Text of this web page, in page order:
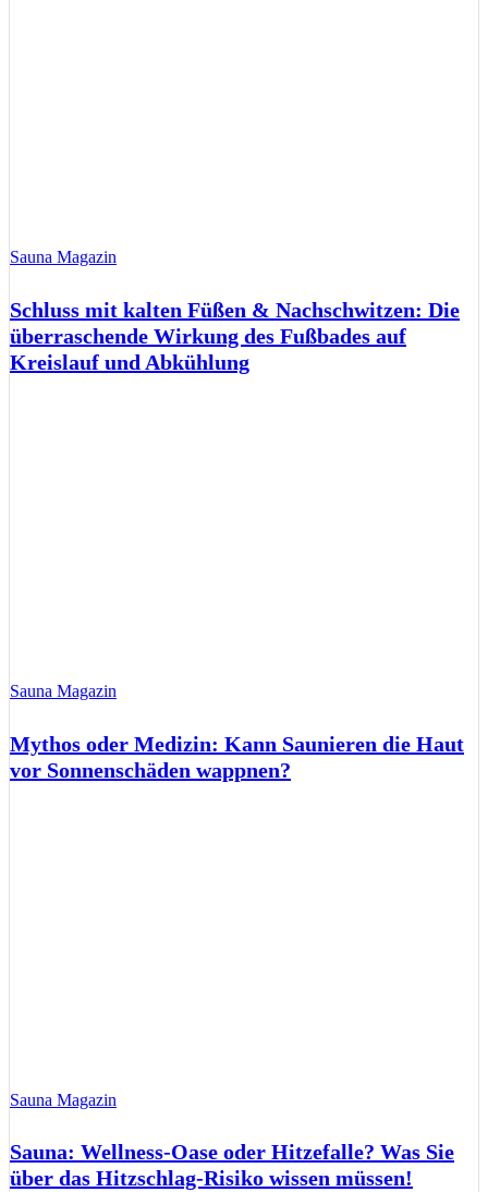
Sauna Magazin
Schluss mit kalten Füßen & Nachschwitzen: Die
überraschende Wirkung des Fußbades auf
Kreislauf und Abkühlung
Sauna Magazin
Mythos oder Medizin: Kann Saunieren die Haut
vor Sonnenschäden wappnen?
Sauna Magazin
Sauna: Wellness-Oase oder Hitzefalle? Was Sie
über das Hitzschlag-Risiko wissen müssen!